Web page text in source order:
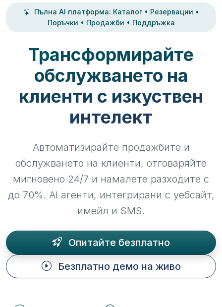
Пълна AI платформа: Каталог • Резервации •
Поръчки • Продажби • Поддръжка
Трансформирайте
обслужването на
клиенти с изкуствен
интелект
Автоматизирайте продажбите и
обслужването на клиенти, отговаряйте
мигновено 24/7 и намалете разходите с
до 70%. AI агенти, интегрирани с уебсайт,
имейл и SMS.
Опитайте безплатно
Безплатно демо на живо